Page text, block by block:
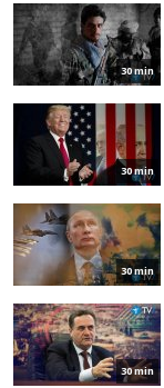
30 min
30 min
30 min
30 min